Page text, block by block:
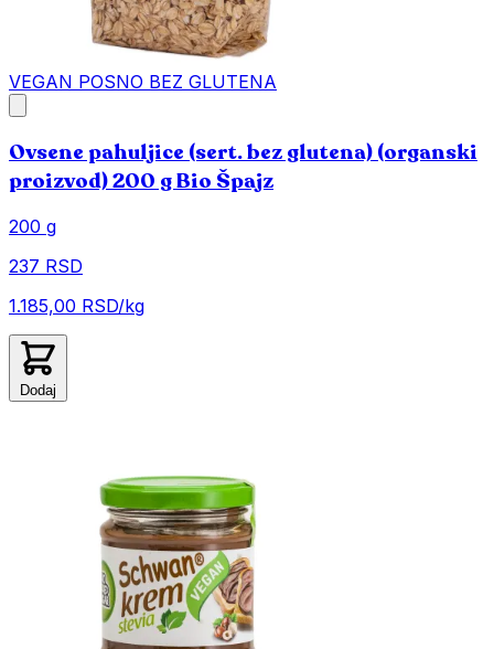
VEGAN POSNO BEZ GLUTENA
Ovsene pahuljice (sert. bez glutena) (organski
proizvod) 200 g Bio Špajz
200 g
237 RSD
1.185,00 RSD/kg
Dodaj